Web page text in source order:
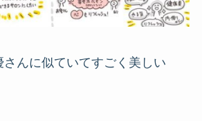
んに似ていてすごく美しい